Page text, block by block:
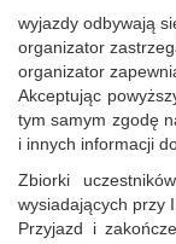
wyjazdy odbywają
organizator
organizator
Akceptując
tym samym zgodę
i innych informacji
Zbiorki
wysiadających przy
Przyjazd i